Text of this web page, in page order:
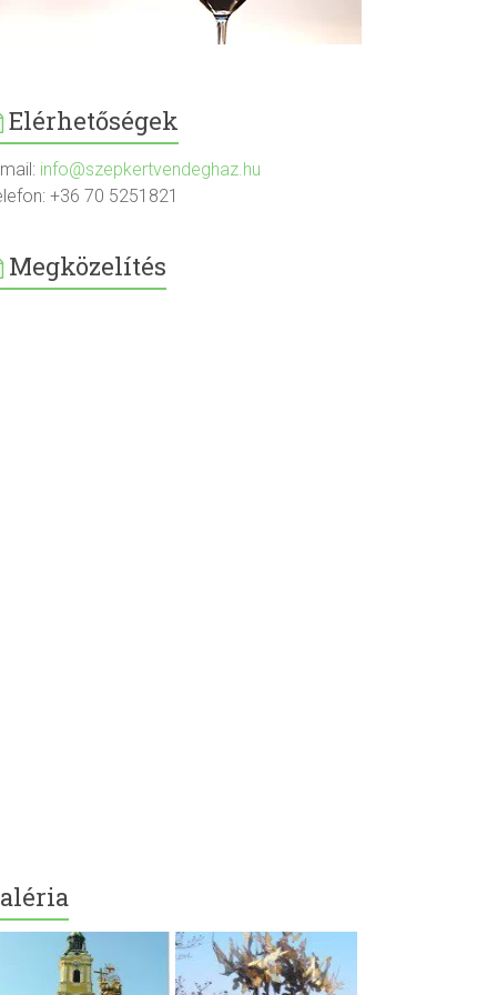
Elérhetőségek
info@szepkertvendeghaz.hu
+36 70 5251821
Megközelítés